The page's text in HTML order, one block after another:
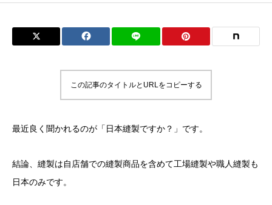
この記事のタイトルとURLをコピーする
最近良く聞かれるのが「日本縫製ですか？」です。
結論、縫製は自店舗での縫製商品を含めて工場縫製や職人縫製も
日本のみです。